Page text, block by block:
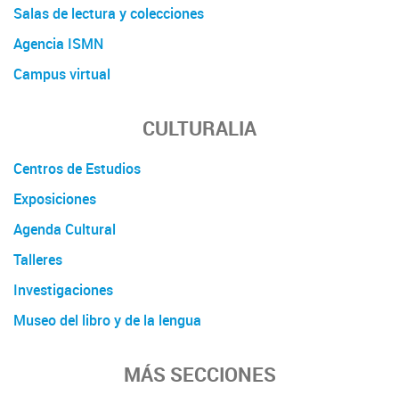
Salas de lectura y colecciones
Agencia ISMN
Campus virtual
CULTURALIA
Centros de Estudios
Exposiciones
Agenda Cultural
Talleres
Investigaciones
Museo del libro y de la lengua
MÁS SECCIONES